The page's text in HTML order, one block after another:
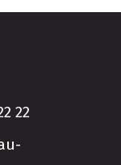
22